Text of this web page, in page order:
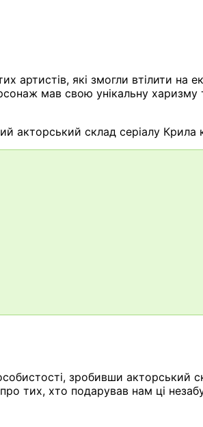
артистів, які змогли втілити на
мав свою унікальну харизму
акторський склад серіалу Крила
зробивши
тих, хто подарував нам ці